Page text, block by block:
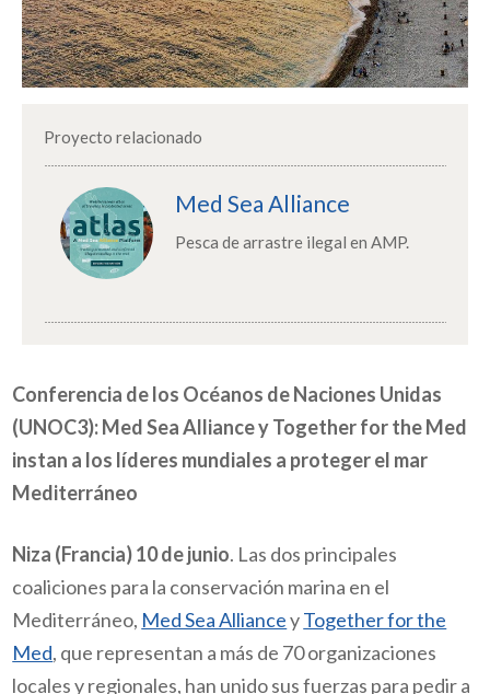
Proyecto relacionado
Med Sea Alliance
Pesca de arrastre ilegal en AMP.
Conferencia de los Océanos de Naciones Unidas
(UNOC3): Med Sea Alliance y Together for the Med
instan a los líderes mundiales a proteger el mar
Mediterráneo
Niza (Francia) 10 de junio. Las dos principales
coaliciones para la conservación marina en el
Mediterráneo, Med Sea AllianceyTogether for the
Med, que representan a más de 70 organizaciones
locales y regionales, han unido sus fuerzas para pedir a